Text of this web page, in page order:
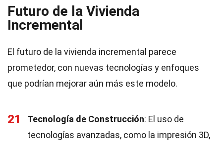
Futuro de la Vivienda
Incremental
El futuro de la vivienda incremental parece
prometedor, con nuevas tecnologías y enfoques
que podrían mejorar aún más este modelo.
21 Tecnología de Construcción: El uso de
tecnologías avanzadas, como la impresión 3D,